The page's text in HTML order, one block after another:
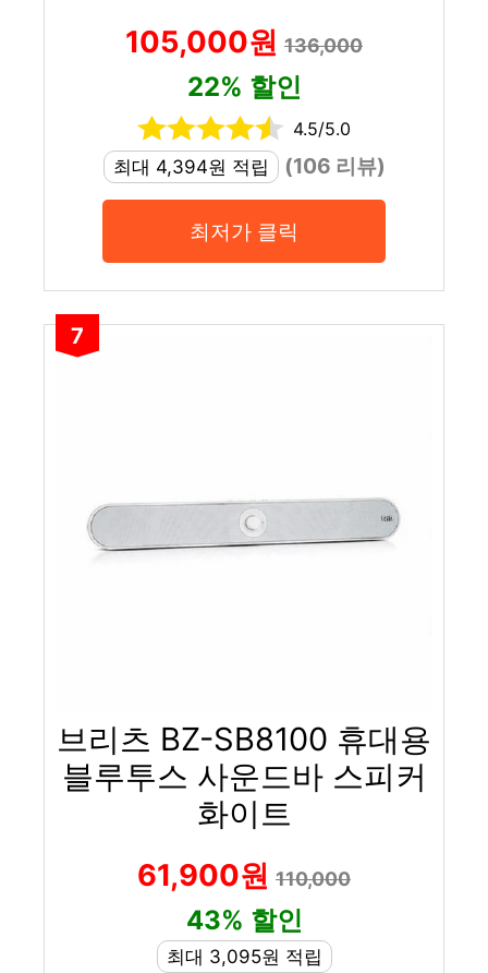
105,000원 136,000
22% 할인
4.5/5.0
최대 4,394원 적립
(106 리뷰)
최저가 클릭
7
브리츠 BZ-SB8100 휴대용
블루투스 사운드바 스피커
화이트
61,900원 110,000
43% 할인
최대 3,095원 적립